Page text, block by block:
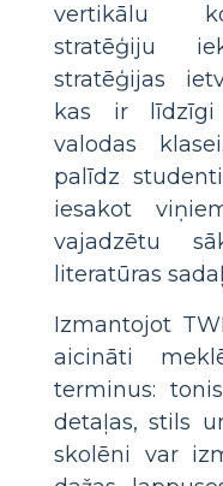
vertikālu
stratēģiju
stratēģijas
kas ir līdzīgi
valodas
palīdz
iesakot
vajadzētu
literatūras
Izmantojot
aicināti
terminus:
detaļas, stils
skolēni var